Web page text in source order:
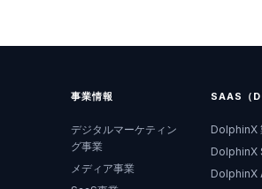
事業情報
デジタルマーケティン
グ事業
メディア事業
SAAS（
DolphinX
DolphinX
DolphinX